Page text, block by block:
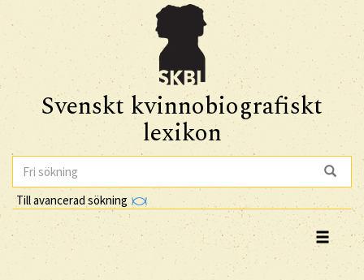
Svenskt kvinnobiografiskt
lexikon
Till avancerad sökning